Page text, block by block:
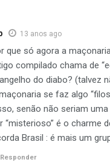
13 anos ago
que só agora a
compilado chama de
do diabo? (talvez
se faz algo
senão não seriam
“misterioso” é o charme
Brasil : é mais um
Responder